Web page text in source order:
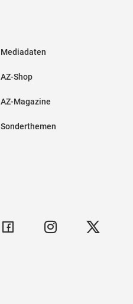
Mediadaten
AZ-Shop
AZ-Magazine
Sonderthemen